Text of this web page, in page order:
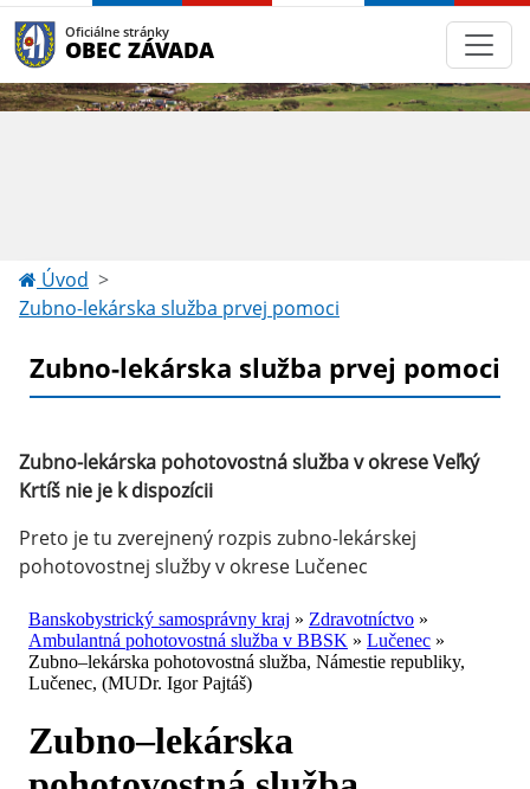
Oficiálne stránky
OBEC ZÁVADA
Úvod
Zubno-lekárska služba prvej pomoci
Zubno-lekárska služba prvej pomoci
Zubno-lekárska pohotovostná služba v okrese Veľký
Krtíš nie je k dispozícii
Preto je tu zverejnený rozpis zubno-lekárskej
pohotovostnej služby v okrese Lučenec